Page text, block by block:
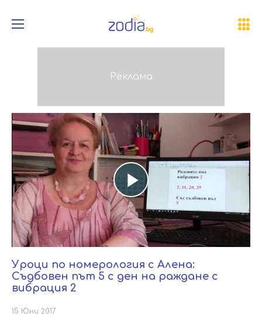
Play
Video
Уроци по номерология с Алена:
Съдбовен път 5 с ден на раждане с
вибрация 2
15 Юни 2017